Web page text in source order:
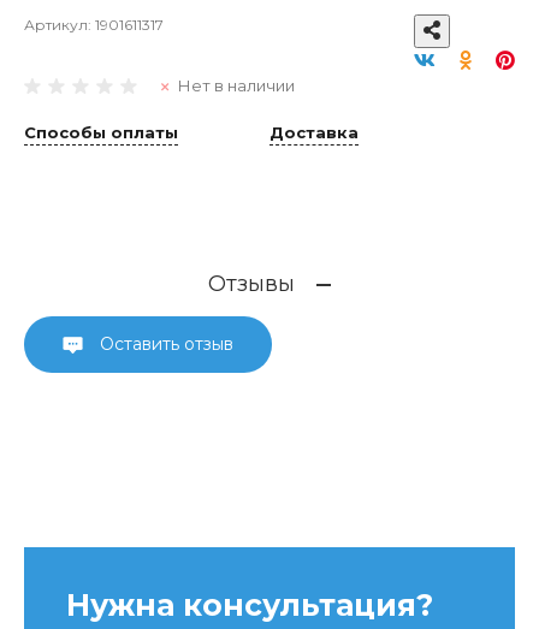
Артикул: 1901611317
Нет в наличии
Способы оплаты Доставка
Отзывы
Оставить отзыв
Нужна консультация?